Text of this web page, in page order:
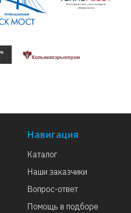
Навигация
Каталог
Наши заказчики
Вопрос-ответ
Помощь в подборе